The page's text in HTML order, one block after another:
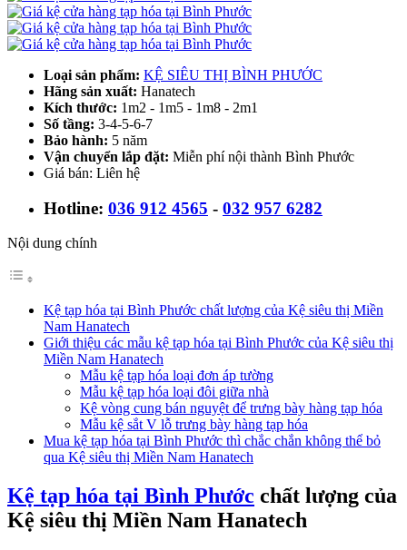
Loại sản phẩm: KỆ SIÊU THỊ BÌNH PHƯỚC
Hãng sản xuất: Hanatech
Kích thước: 1m2 - 1m5 - 1m8 - 2m1
Số tầng: 3-4-5-6-7
Bảo hành: 5 năm
Vận chuyển lắp đặt: Miễn phí nội thành Bình Phước
Giá bán: Liên hệ
Hotline: 036 912 4565 - 032 957 6282
Nội dung chính
Kệ tạp hóa tại Bình Phước chất lượng của Kệ siêu thị Miền
Nam Hanatech
Giới thiệu các mẫu kệ tạp hóa tại Bình Phước của Kệ siêu thị
Miền Nam Hanatech
Mẫu kệ tạp hóa loại đơn áp tường
Mẫu kệ tạp hóa loại đôi giữa nhà
Kệ vòng cung bán nguyệt để trưng bày hàng tạp hóa
Mẫu kệ sắt V lỗ trưng bày hàng tạp hóa
Mua kệ tạp hóa tại Bình Phước thì chắc chắn không thể bỏ
qua Kệ siêu thị Miền Nam Hanatech
Kệ tạp hóa tại Bình Phước chất lượng của
Kệ siêu thị Miền Nam Hanatech